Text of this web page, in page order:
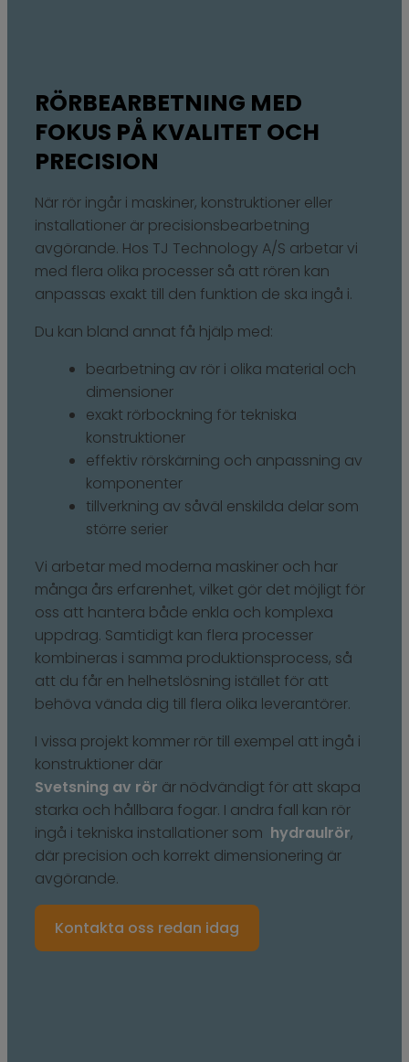
RÖRBEARBETNING MED
FOKUS PÅ KVALITET OCH
PRECISION
När rör ingår i maskiner, konstruktioner eller
installationer är precisionsbearbetning
avgörande. Hos TJ Technology A/S arbetar vi
med flera olika processer så att rören kan
anpassas exakt till den funktion de ska ingå i.
Du kan bland annat få hjälp med:
bearbetning av rör i olika material och
dimensioner
exakt rörbockning för tekniska
konstruktioner
effektiv rörskärning och anpassning av
komponenter
tillverkning av såväl enskilda delar som
större serier
Vi arbetar med moderna maskiner och har
många års erfarenhet, vilket gör det möjligt för
oss att hantera både enkla och komplexa
uppdrag. Samtidigt kan flera processer
kombineras i samma produktionsprocess, så
att du får en helhetslösning istället för att
behöva vända dig till flera olika leverantörer.
I vissa projekt kommer rör till exempel att ingå i
konstruktioner där
Svetsning av rör är nödvändigt för att skapa
starka och hållbara fogar. I andra fall kan rör
ingå i tekniska installationer som hydraulrör,
där precision och korrekt dimensionering är
avgörande.
Kontakta oss redan idag